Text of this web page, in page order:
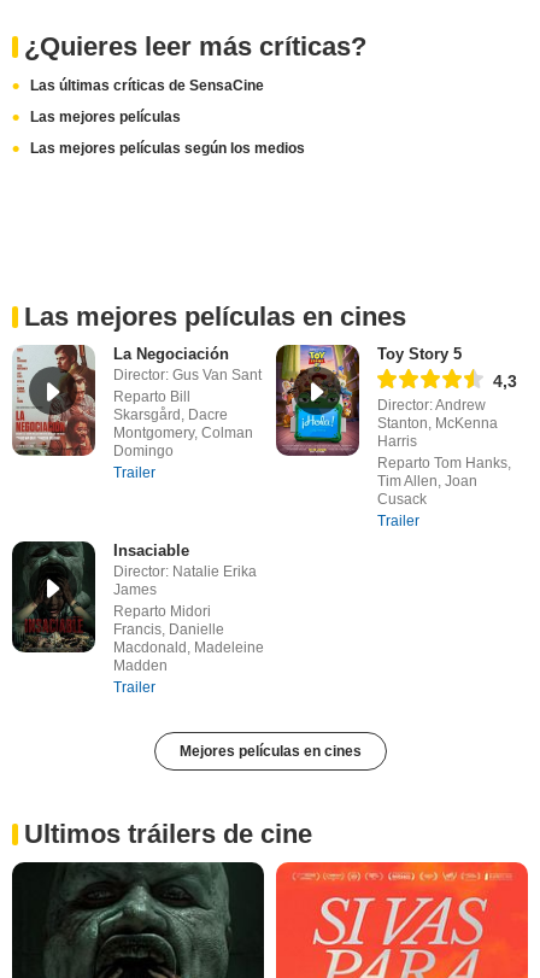
¿Quieres leer más críticas?
Las últimas críticas de SensaCine
Las mejores películas
Las mejores películas según los medios
Las mejores películas en cines
La Negociación
Director: Gus Van Sant
Reparto Bill
Skarsgård, Dacre
Montgomery, Colman
Domingo
Trailer
Toy Story 5
4,3
Director: Andrew
Stanton, McKenna
Harris
Reparto Tom Hanks,
Tim Allen, Joan
Cusack
Trailer
Insaciable
Director: Natalie Erika
James
Reparto Midori
Francis, Danielle
Macdonald, Madeleine
Madden
Trailer
Mejores películas en cines
Ultimos tráilers de cine